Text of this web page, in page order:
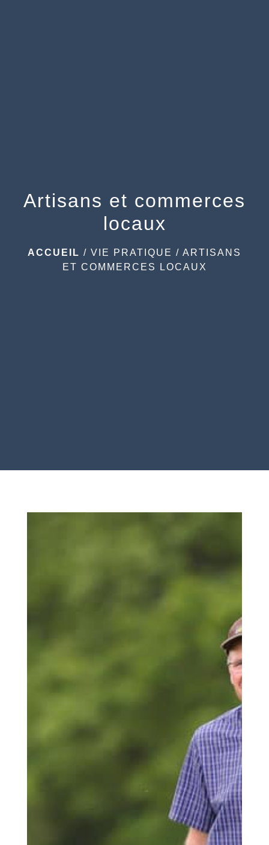
Artisans et commerces
locaux
ACCUEIL / VIE PRATIQUE / ARTISANS
ET COMMERCES LOCAUX